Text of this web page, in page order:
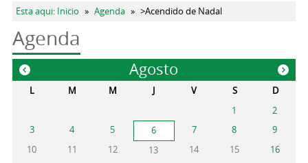
Se encuentra usted aquí
Esta aqui: Inicio » Agenda » >Acendido de Nadal
Agenda
Agosto
« »
L M M J V S
D
1
2
3
4 5 6 7 8
9
10
11 12 13 14 15
16